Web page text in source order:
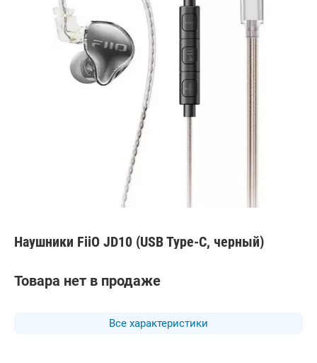
Наушники FiiO JD10 (USB Type-C, черный)
Все характеристики
Товара нет в продаже